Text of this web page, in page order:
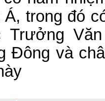
Á, trong đó
Trưởng
Đông và